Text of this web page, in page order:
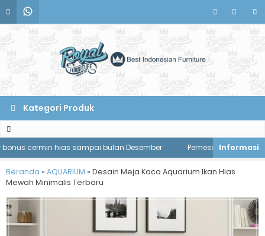
Kategori Produk
cermin hias sampai bulan Desember. Pemesanan meja makan
Beranda » AQUARIUM » Desain Meja Kaca Aquarium Ikan Hias
Mewah Minimalis Terbaru